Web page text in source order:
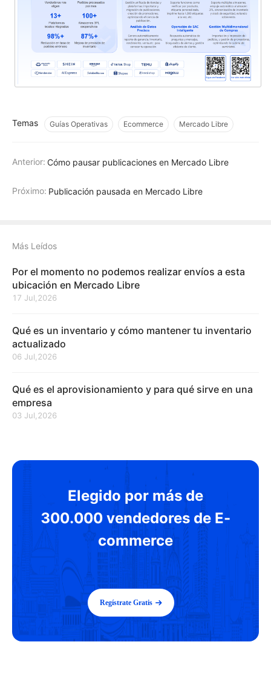
Temas Guías Operativas Ecommerce Mercado Libre
Anterior: Cómo pausar publicaciones en Mercado Libre
Próximo: Publicación pausada en Mercado Libre
Más Leídos
Por el momento no podemos realizar envíos a esta
ubicación en Mercado Libre
17 Jul,2026
Qué es un inventario y cómo mantener tu inventario
actualizado
06 Jul,2026
Qué es el aprovisionamiento y para qué sirve en una
empresa
03 Jul,2026
Elegido por más de
300.000 vendedores de E-
commerce
Regístrate Gratis